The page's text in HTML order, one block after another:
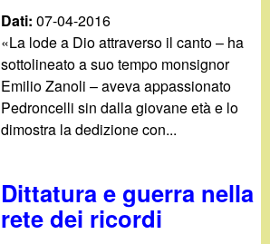
Dati:07-04-2016
«La lode a Dio attraverso il canto – ha
sottolineato a suo tempo monsignor
Emilio Zanoli – aveva appassionato
Pedroncelli sin dalla giovane età e lo
dimostra la dedizione con...
Dittatura e guerra nella
rete dei ricordi